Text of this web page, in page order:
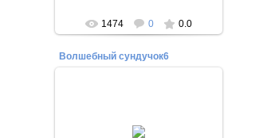
1474 0 0.0
Волшебный сундучок6
На фото Фото Ольги Зарецкой.